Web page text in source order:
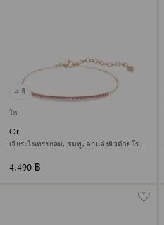
4 สี
ใหม่
Only สร้อยข้อมือ
เจียระไนทรงกลม, ชมพู, ตกแต่งผิวด้วยโรส
4,490 ฿